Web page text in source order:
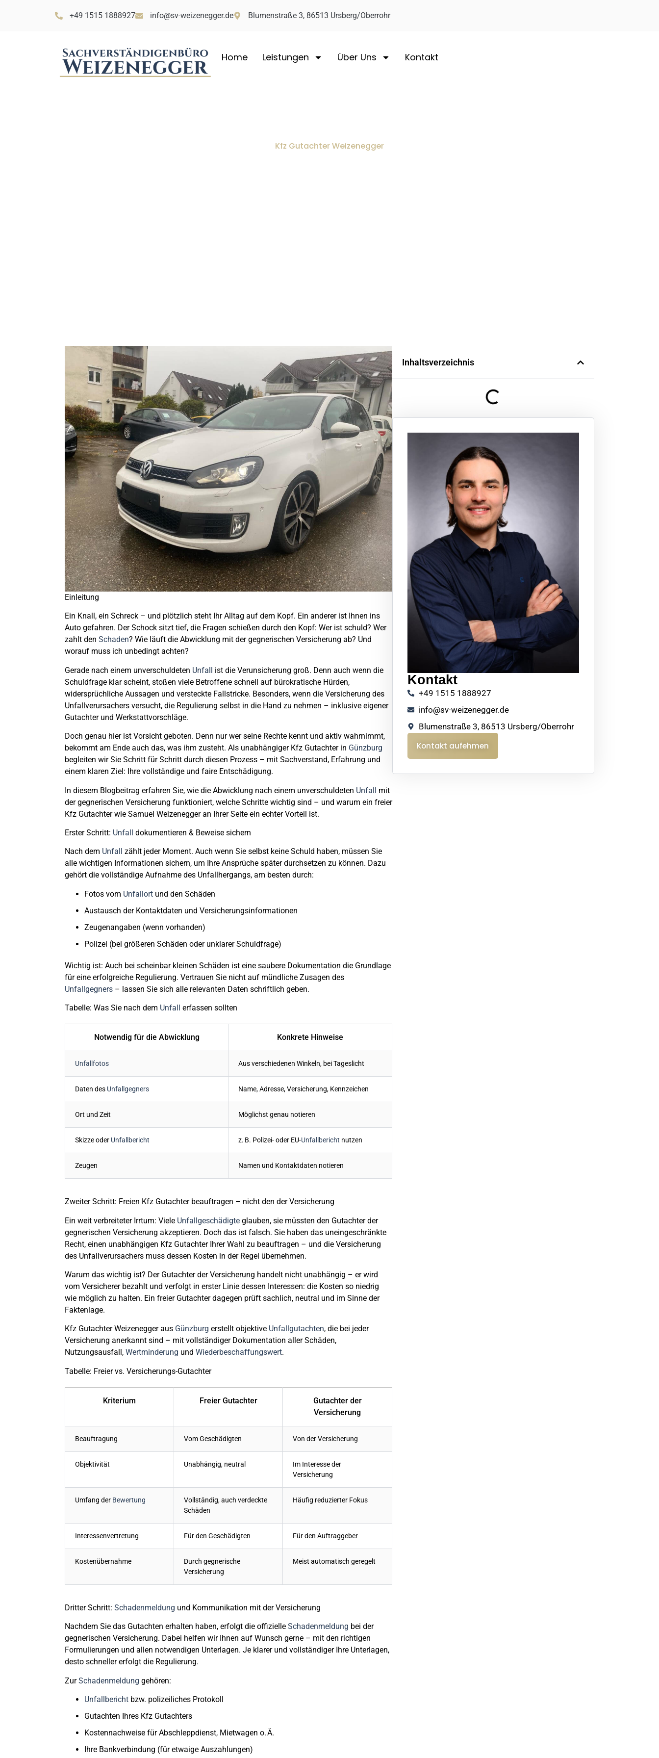
+49 1515 1888927 info@sv-weizenegger.de Blumenstraße 3, 86513 Ursberg/Oberrohr
Home Leistungen Über Uns Kontakt
Kfz Gutachter Weizenegger
Einleitung
Ein Knall, ein Schreck – und plötzlich steht Ihr Alltag auf dem Kopf. Ein anderer ist Ihnen ins
Auto gefahren. Der Schock sitzt tief, die Fragen schießen durch den Kopf: Wer ist schuld? Wer
zahlt den Schaden? Wie läuft die Abwicklung mit der gegnerischen Versicherung ab? Und
worauf muss ich unbedingt achten?
Gerade nach einem unverschuldeten Unfall ist die Verunsicherung groß. Denn auch wenn die
Schuldfrage klar scheint, stoßen viele Betroffene schnell auf bürokratische Hürden,
widersprüchliche Aussagen und versteckte Fallstricke. Besonders, wenn die Versicherung des
Unfallverursachers versucht, die Regulierung selbst in die Hand zu nehmen – inklusive eigener
Gutachter und Werkstattvorschläge.
Doch genau hier ist Vorsicht geboten. Denn nur wer seine Rechte kennt und aktiv wahrnimmt,
bekommt am Ende auch das, was ihm zusteht. Als unabhängiger Kfz Gutachter in Günzburg
begleiten wir Sie Schritt für Schritt durch diesen Prozess – mit Sachverstand, Erfahrung und
einem klaren Ziel: Ihre vollständige und faire Entschädigung.
In diesem Blogbeitrag erfahren Sie, wie die Abwicklung nach einem unverschuldeten Unfall mit
der gegnerischen Versicherung funktioniert, welche Schritte wichtig sind – und warum ein freier
Kfz Gutachter wie Samuel Weizenegger an Ihrer Seite ein echter Vorteil ist.
Erster Schritt: Unfall dokumentieren & Beweise sichern
Nach dem Unfall
zählt jeder Moment. Auch wenn Sie selbst keine Schuld haben, müssen Sie
alle wichtigen Informationen sichern, um Ihre Ansprüche später durchsetzen zu können. Dazu
gehört die vollständige Aufnahme des Unfallhergangs, am besten durch:
Fotos vom Unfallort und den Schäden
Austausch der Kontaktdaten und Versicherungsinformationen
Zeugenangaben (wenn vorhanden)
Polizei (bei größeren Schäden oder unklarer Schuldfrage)
Wichtig ist: Auch bei scheinbar kleinen Schäden ist eine saubere Dokumentation die Grundlage
für eine erfolgreiche Regulierung. Vertrauen Sie nicht auf mündliche Zusagen des
Unfallgegners – lassen Sie sich alle relevanten Daten schriftlich geben.
Tabelle: Was Sie nach dem Unfall erfassen sollten
Notwendig für die Abwicklung Konkrete Hinweise
Unfallfotos Aus verschiedenen Winkeln, bei Tageslicht
Daten des Unfallgegners Name, Adresse, Versicherung, Kennzeichen
Ort und Zeit Möglichst genau notieren
Skizze oder Unfallbericht z. B. Polizei- oder EU-Unfallbericht nutzen
Zeugen Namen und Kontaktdaten notieren
Zweiter Schritt: Freien Kfz Gutachter beauftragen – nicht den der Versicherung
Ein weit verbreiteter Irrtum: Viele Unfallgeschädigte glauben, sie müssten den Gutachter der
gegnerischen Versicherung akzeptieren. Doch das ist falsch. Sie haben das uneingeschränkte
Recht, einen unabhängigen Kfz Gutachter Ihrer Wahl zu beauftragen – und die Versicherung
des Unfallverursachers muss dessen Kosten in der Regel übernehmen.
Warum das wichtig ist? Der Gutachter der Versicherung handelt nicht unabhängig – er wird
vom Versicherer bezahlt und verfolgt in erster Linie dessen Interessen: die Kosten so niedrig
wie möglich zu halten. Ein freier Gutachter dagegen prüft sachlich, neutral und im Sinne der
Faktenlage.
Kfz Gutachter Weizenegger aus Günzburg erstellt objektive Unfallgutachten, die bei jeder
Versicherung anerkannt sind – mit vollständiger Dokumentation aller Schäden,
Nutzungsausfall, Wertminderung und Wiederbeschaffungswert.
Tabelle: Freier vs. Versicherungs-Gutachter
Kriterium Freier Gutachter
Gutachter der
Versicherung
Beauftragung Vom Geschädigten Von der Versicherung
Objektivität Unabhängig, neutral
Im Interesse der
Versicherung
Umfang der Bewertung
Vollständig, auch verdeckte
Schäden
Häufig reduzierter Fokus
Interessenvertretung Für den Geschädigten Für den Auftraggeber
Kostenübernahme
Durch gegnerische
Versicherung
Meist automatisch geregelt
Dritter Schritt: Schadenmeldung und Kommunikation mit der Versicherung
Nachdem Sie das Gutachten erhalten haben, erfolgt die offizielle Schadenmeldung bei der
gegnerischen Versicherung. Dabei helfen wir Ihnen auf Wunsch gerne – mit den richtigen
Formulierungen und allen notwendigen Unterlagen. Je klarer und vollständiger Ihre Unterlagen,
desto schneller erfolgt die Regulierung.
ZurSchadenmeldung gehören:
Unfallbericht bzw. polizeiliches Protokoll
Gutachten Ihres Kfz Gutachters
Kostennachweise für Abschleppdienst, Mietwagen o. Ä.
Ihre Bankverbindung (für etwaige Auszahlungen)
Inhaltsverzeichnis
Kontakt
+49 1515 1888927
info@sv-weizenegger.de
Blumenstraße 3, 86513 Ursberg/Oberrohr
Kontakt aufehmen